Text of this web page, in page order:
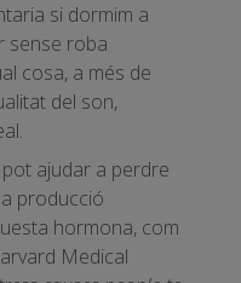
si dormim a
sense roba
cosa, a més de
del son,
ajudar a perdre
producció
hormona, com
Medical